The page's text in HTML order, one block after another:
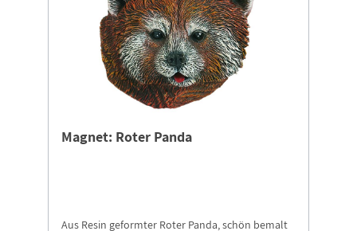
Magnet: Roter Panda
Aus Resin geformter Roter Panda, schön bemalt